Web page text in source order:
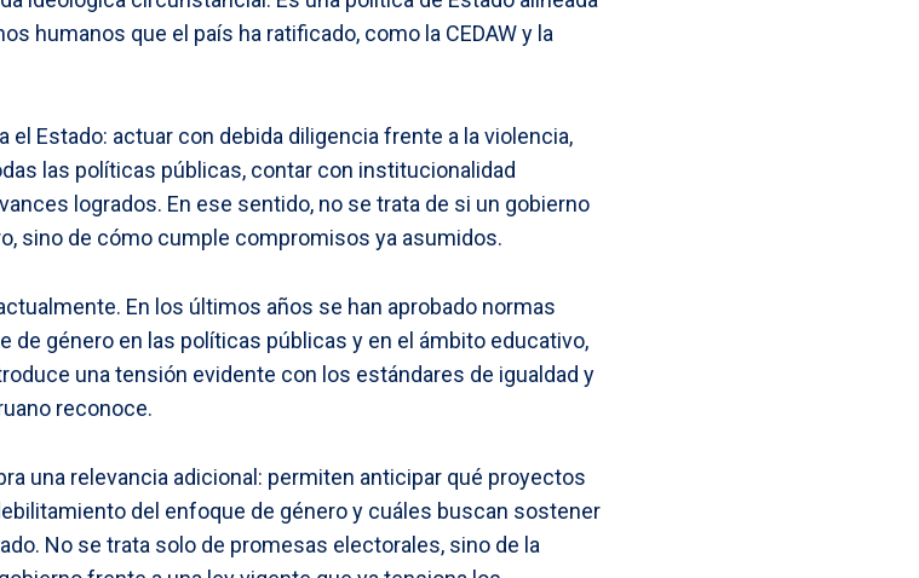
humanos que el país ha ratificado, como la CEDAW y la
el Estado: actuar con debida diligencia frente a la violencia,
las políticas públicas, contar con institucionalidad
logrados. En ese sentido, no se trata de si un gobierno
sino de cómo cumple compromisos ya asumidos.
En los últimos años se han aprobado normas
de género en las políticas públicas y en el ámbito educativo,
una tensión evidente con los estándares de igualdad y
reconoce.
una relevancia adicional: permiten anticipar qué proyectos
del enfoque de género y cuáles buscan sostener
No se trata solo de promesas electorales, sino de la